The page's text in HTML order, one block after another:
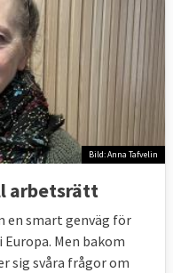
Bild: Anna Tafvelin
arbetsrätt
en smart genväg för
Men bakom
sig svåra frågor om